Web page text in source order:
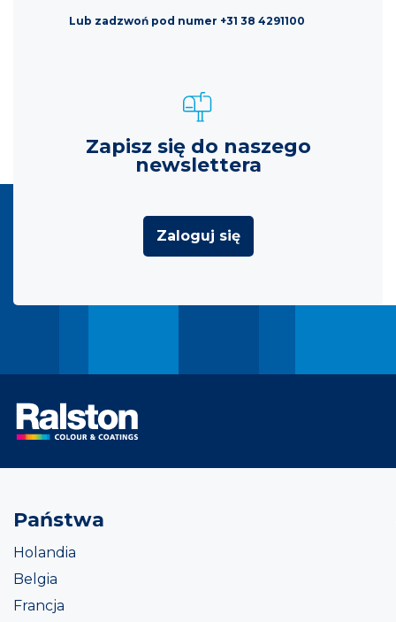
Lub zadzwoń pod numer +31 38 4291100
Zapisz się do naszego
newslettera
Zaloguj się
Państwa
Holandia
Belgia
Francja